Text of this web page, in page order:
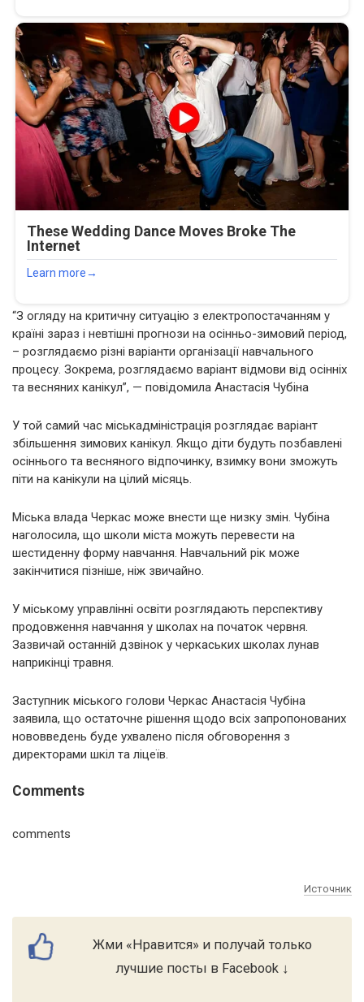
“З огляду на критичну ситуацію з електропостачанням у
країні зараз і невтішні прогнози на осінньо-зимовий період,
– розглядаємо різні варіанти організації навчального
процесу. Зокрема, розглядаємо варіант відмови від осінніх
та весняних канікул”, — повідомила Анастасія Чубіна
У той самий час міськадміністрація розглядає варіант
збільшення зимових канікул. Якщо діти будуть позбавлені
осіннього та весняного відпочинку, взимку вони зможуть
піти на канікули на цілий місяць.
Міська влада Черкас може внести ще низку змін. Чубіна
наголосила, що школи міста можуть перевести на
шестиденну форму навчання. Навчальний рік може
закінчитися пізніше, ніж звичайно.
У міському управлінні освіти розглядають перспективу
продовження навчання у школах на початок червня.
Зазвичай останній дзвінок у черкаських школах лунав
наприкінці травня.
Заступник міського голови Черкас Анастасія Чубіна
заявила, що остаточне рішення щодо всіх запропонованих
нововведень буде ухвалено після обговорення з
директорами шкіл та ліцеїв.
Comments
comments
Источник
Жми «Нравится» и получай только
лучшие посты в Facebook ↓